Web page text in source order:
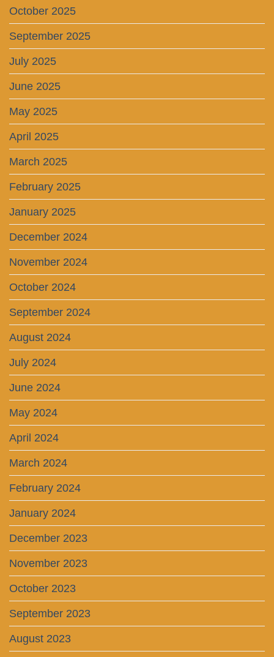
October 2025
September 2025
July 2025
June 2025
May 2025
April 2025
March 2025
February 2025
January 2025
December 2024
November 2024
October 2024
September 2024
August 2024
July 2024
June 2024
May 2024
April 2024
March 2024
February 2024
January 2024
December 2023
November 2023
October 2023
September 2023
August 2023